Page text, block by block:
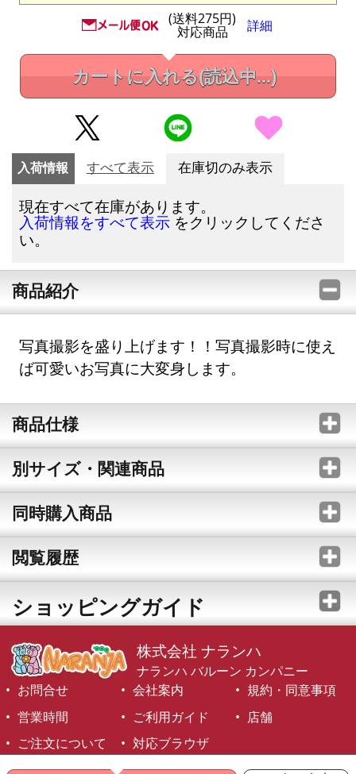
(送料275円)
対応商品 詳細
カートに入れる(読込中...)
入荷情報 すべて表示 在庫切のみ表示
現在すべて在庫があります。
入荷情報をすべて表示 をクリックしてくださ
い。
商品紹介
写真撮影を盛り上げます！！写真撮影時に使え
ば可愛いお写真に大変身します。
商品仕様
別サイズ・関連商品
同時購入商品
閲覧履歴
ショッピングガイド
株式会社 ナランハ
ナランハ バルーン カンパニー
お問合せ
会社案内
規約・同意事項
営業時間
ご利用ガイド
店舗
ご注文について
対応ブラウザ
©1999-2026 NARANJA Inc. All Rights Reserved.